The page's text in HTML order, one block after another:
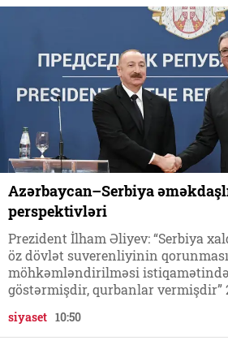
Azərbaycan–Serbiya
perspektivləri
Prezident İlham Əliyev: “Serbiya
öz dövlət suverenliyinin
möhkəmləndirilməsi
göstərmişdir, qurbanlar vermişdir”
siyaset 10:50